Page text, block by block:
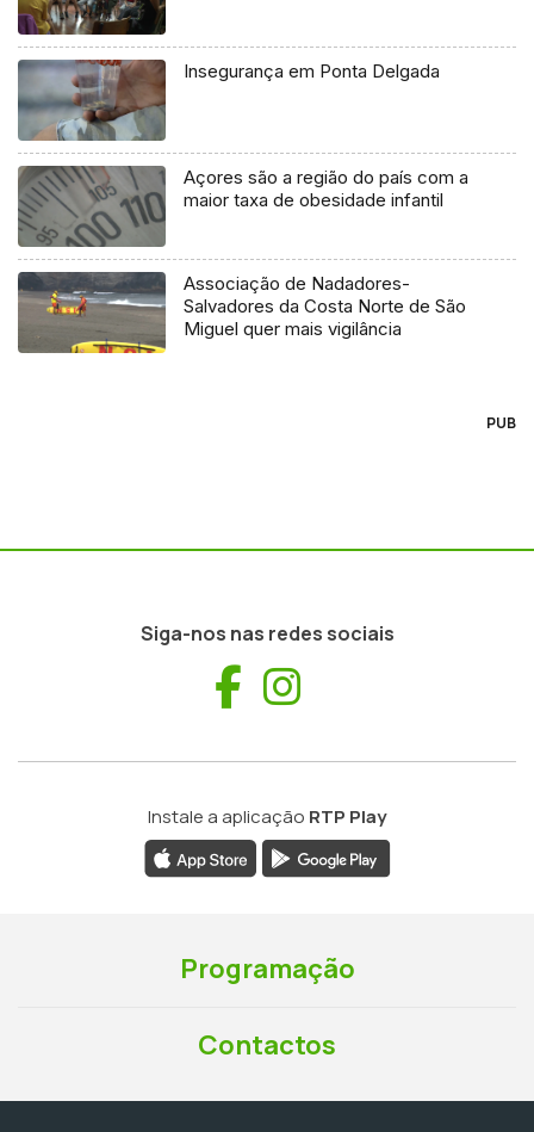
Insegurança em Ponta Delgada
Açores são a região do país com a
maior taxa de obesidade infantil
Associação de Nadadores-
Salvadores da Costa Norte de São
Miguel quer mais vigilância
PUB
Siga-nos nas redes sociais
Facebook
Instale a aplicação RTP Play
Programação
Contactos